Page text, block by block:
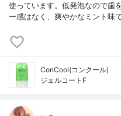
使っています。低発泡なので歯
ー感はなく、爽やかなミント味
ConCool(コンクール)
ジェルコートF